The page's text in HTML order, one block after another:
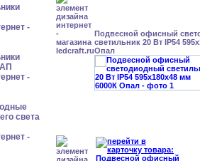
света
Подвесной офисный
светильник 20 Вт IP54
Опал